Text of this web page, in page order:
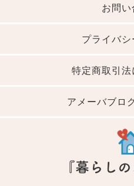
お問
プライバ
特定商取引
アメーバブロ